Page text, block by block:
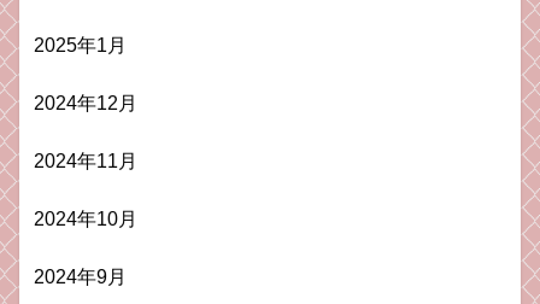
2025年1月
2024年12月
2024年11月
2024年10月
2024年9月